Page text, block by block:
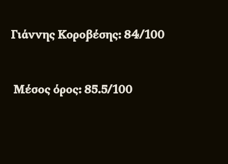
Γιάννης Κοροβέσης: 84/100
Μέσος όρος: 85.5/100